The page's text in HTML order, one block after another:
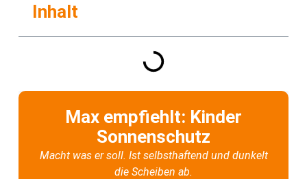
Inhalt
Max empfiehlt: Kinder
Sonnenschutz
Macht was er soll. Ist selbsthaftend und dunkelt
die Scheiben ab.